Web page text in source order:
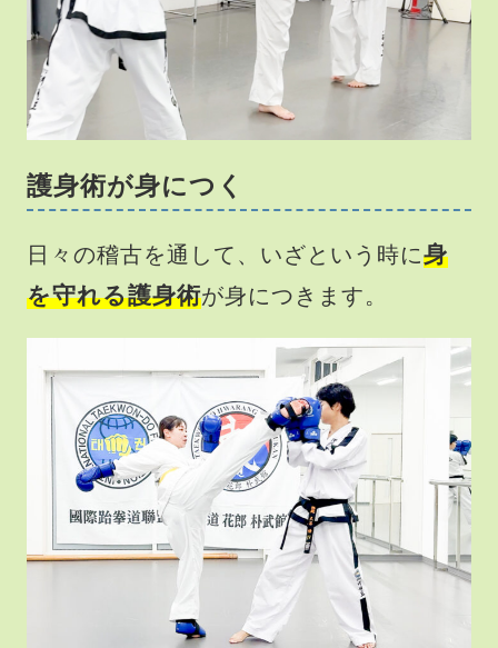
護身術が身につく
日々の稽古を通して、いざという時に身
を守れる護身術が身につきます。